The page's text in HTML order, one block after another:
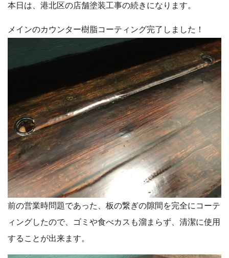
本日は、港北区の店舗塗装工事の続きになります。
メインのカウンター樹脂コーティング完了しました！
前の営業時問題であった、板の繋ぎの隙間を完全にコーテ
ィングしたので、ゴミや食べカスも溜まらず、清潔に使用
することが出来ます。